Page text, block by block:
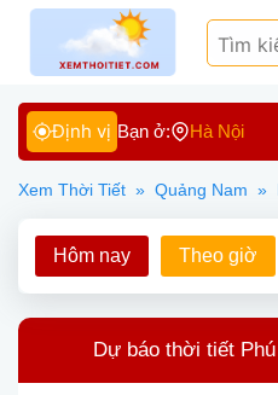
Định vị Bạn ở: Hà Nội
Xem Thời Tiết » Quảng Nam »
Hôm nay Theo giờ
Dự báo thời tiết